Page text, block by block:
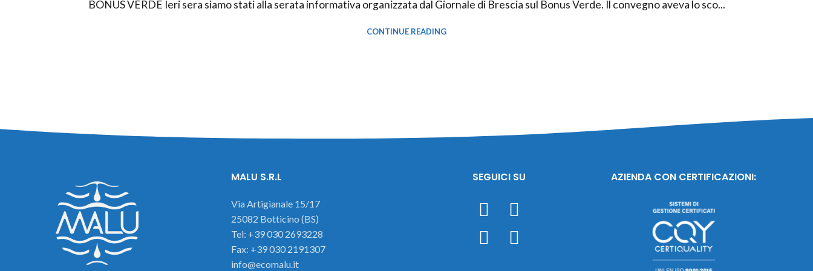
BONUS VERDE Ieri sera siamo stati alla serata informativa organizzata dal Giornale di Brescia sul Bonus Verde. Il convegno aveva lo sco...
CONTINUE READING
MALU S.R.L
Via Artigianale 15/17
25082 Botticino (BS)
Tel: +39 030 2693228
Fax: +39 030 2191307
info@ecomalu.it
SEGUICI SU AZIENDA CON CERTIFICAZIONI: